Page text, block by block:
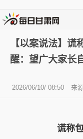
【以案说法】
醒：望广大家长
2026/06/10/ 08:50 来
谎称